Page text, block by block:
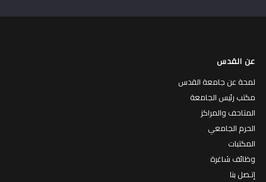
عن القدس
لمحة عن جامعة القدس
مكتب رئيس الجامعة
المتاحف والمراكز
الحرم الجامعي
المكتبات
وظائف شاغرة
إتـصل بنا